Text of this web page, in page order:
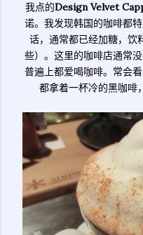
我点的Design Velvet
诺。我发现韩国的咖啡都
话，通常都已经加糖，饮
些）。这里的咖啡店通常
普遍上都爱喝咖啡。常会
都拿着一杯冷的黑咖啡